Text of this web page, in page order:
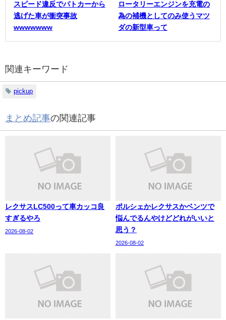
スピード違反でパトカーから
逃げた車が衝突事故
wwwwwww
ロータリーエンジンを充電の
為の補機としてのみ使うマツ
ダの新型車って
関連キーワード
pickup
まとめ記事の関連記事
レクサスLC500って車カッコ良
すぎるやろ
2026-08-02
ポルシェかレクサスかベンツで
悩んでるんやけどどれがいいと
思う？
2026-08-02